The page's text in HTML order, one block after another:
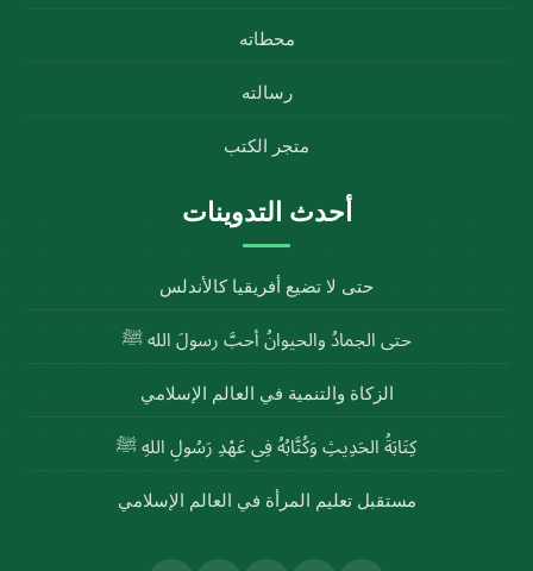
محطاته
رسالته
متجر الكتب
أحدث التدوينات
حتى لا تضيع أفريقيا كالأندلس
حتى الجمادُ والحيوانُ أحبَّ رسولَ الله ﷺ
الزكاة والتنمية في العالم الإسلامي
كِتَابَةُ الحَدِيثِ وَكُتَّابُهُ فِي عَهْدِ رَسُولِ اللهِ ﷺ
مستقبل تعليم المرأة في العالم الإسلامي